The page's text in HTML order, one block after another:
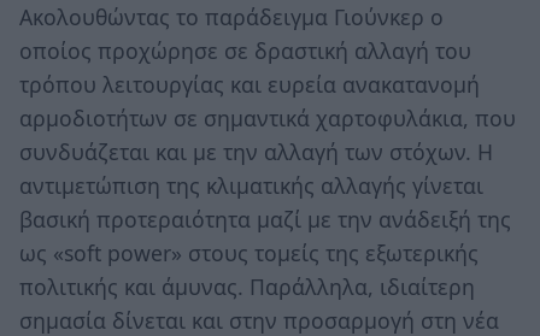
Ακολουθώντας το παράδειγμα Γιούνκερ ο
οποίος προχώρησε σε δραστική αλλαγή του
τρόπου λειτουργίας και ευρεία ανακατανομή
αρμοδιοτήτων σε σημαντικά χαρτοφυλάκια, που
συνδυάζεται και με την αλλαγή των στόχων. Η
αντιμετώπιση της κλιματικής αλλαγής γίνεται
βασική προτεραιότητα μαζί με την ανάδειξή της
ως «soft power» στους τομείς της εξωτερικής
πολιτικής και άμυνας. Παράλληλα, ιδιαίτερη
σημασία δίνεται και στην προσαρμογή στη νέα